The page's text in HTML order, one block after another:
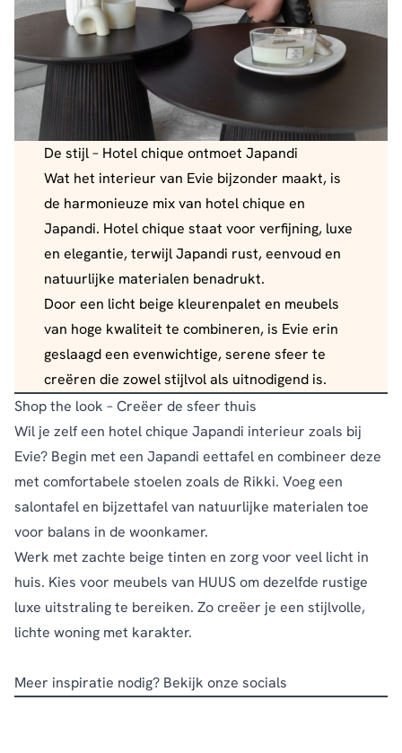
De stijl – Hotel chique ontmoet Japandi
Wat het interieur van Evie bijzonder maakt, is
de harmonieuze mix van hotel chique en
Japandi. Hotel chique staat voor verfijning, luxe
en elegantie, terwijl Japandi rust, eenvoud en
natuurlijke materialen benadrukt.
Door een licht beige kleurenpalet en meubels
van hoge kwaliteit te combineren, is Evie erin
geslaagd een evenwichtige, serene sfeer te
creëren die zowel stijlvol als uitnodigend is.
Shop the look – Creëer de sfeer thuis
Wil je zelf een hotel chique Japandi interieur zoals bij
Evie? Begin met een Japandi eettafel en combineer deze
met comfortabele stoelen zoals de Rikki. Voeg een
salontafel en bijzettafel van natuurlijke materialen toe
voor balans in de woonkamer.
Werk met zachte beige tinten en zorg voor veel licht in
huis. Kies voor meubels van HUUS om dezelfde rustige
luxe uitstraling te bereiken. Zo creëer je een stijlvolle,
lichte woning met karakter.
Meer inspiratie nodig? Bekijk onze socials